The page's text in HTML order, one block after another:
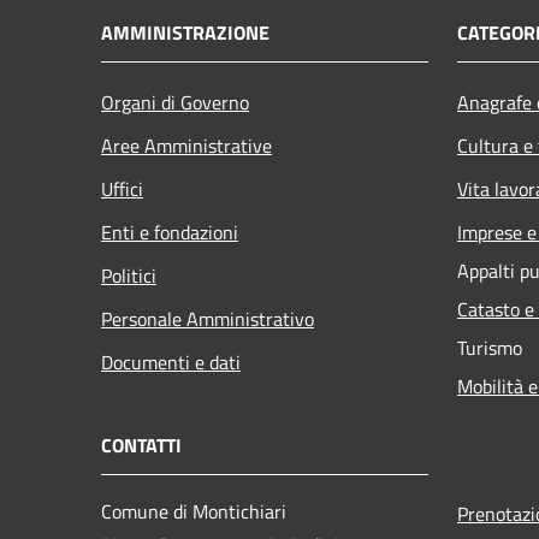
AMMINISTRAZIONE
Organi di Governo
Aree Amministrative
Uffici
Enti e fondazioni
Politici
Personale Amministrativo
Documenti e dati
Cultura
Vita
Imprese
Appalti
Catasto
Turismo
Mobilità
CONTATTI
Comune di Montichiari